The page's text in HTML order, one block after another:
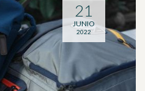
21
JUNIO
2022